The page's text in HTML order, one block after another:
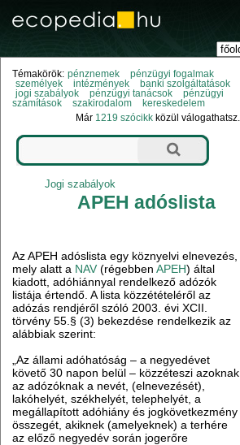
Témakörök: pénznemek
pénzügyi fogalmak
személyek
intézmények
banki szolgáltatások
jogi szabályok
pénzügyi tanácsok
pénzügyi
számítások
szakirodalom
kereskedelem
Már 1219 szócikk közül válogathatsz.
Jogi szabályok
APEH adóslista
Az APEH adóslista egy köznyelvi elnevezés,
mely alatt a NAV (régebbenAPEH) által
kiadott, adóhiánnyal rendelkező adózók
listája értendő. A lista közzétételéről az
adózás rendjéről szóló 2003. évi XCII.
törvény 55.§ (3) bekezdése rendelkezik az
alábbiak szerint:
„Az állami adóhatóság – a negyedévet
követő 30 napon belül – közzéteszi azoknak
az adózóknak a nevét, (elnevezését),
lakóhelyét, székhelyét, telephelyét, a
megállapított adóhiány és jogkövetkezmény
összegét, akiknek (amelyeknek) a terhére
az előző negyedév során jogerőre